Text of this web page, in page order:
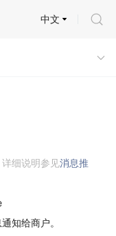
中文
细说明参见消息推
知给商户。